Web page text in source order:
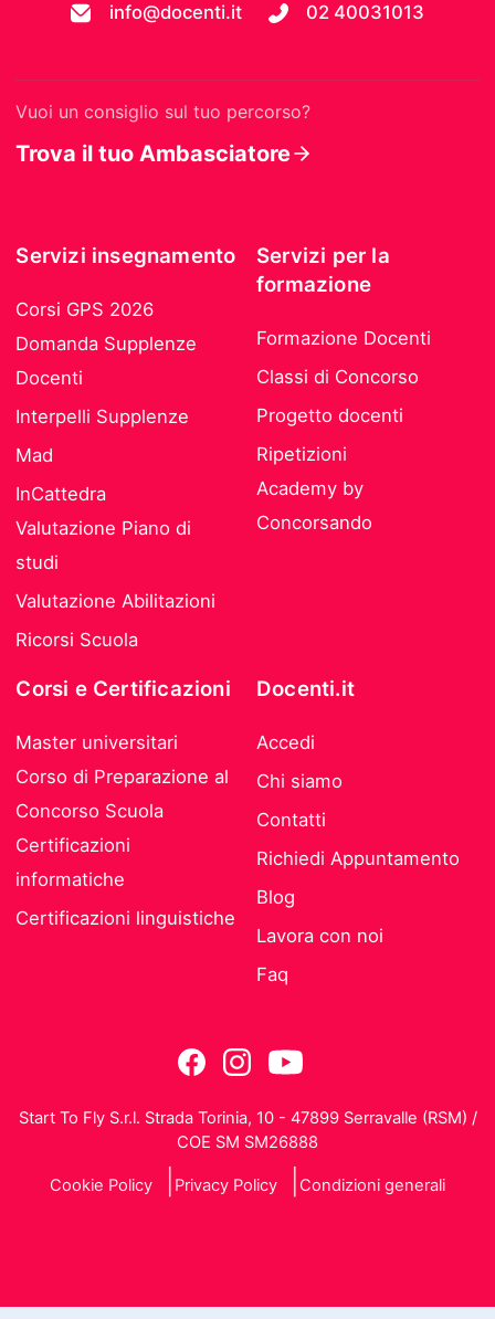
info@docenti.it 02 40031013
Vuoi un consiglio sul tuo percorso?
Trova il tuo Ambasciatore
Servizi insegnamento
Corsi GPS 2026
Domanda Supplenze
Docenti
Interpelli Supplenze
Mad
InCattedra
Valutazione Piano di
studi
Valutazione Abilitazioni
Ricorsi Scuola
Servizi per la
formazione
Formazione Docenti
Classi di Concorso
Progetto docenti
Ripetizioni
Academy by
Concorsando
Corsi e Certificazioni
Master universitari
Corso di Preparazione al
Concorso Scuola
Certificazioni
informatiche
Certificazioni linguistiche
Docenti.it
Accedi
Chi siamo
Contatti
Richiedi Appuntamento
Blog
Lavora con noi
Faq
Start To Fly S.r.l. Strada Torinia, 10 - 47899 Serravalle (RSM) /
COE SM SM26888
Cookie Policy Privacy Policy Condizioni generali